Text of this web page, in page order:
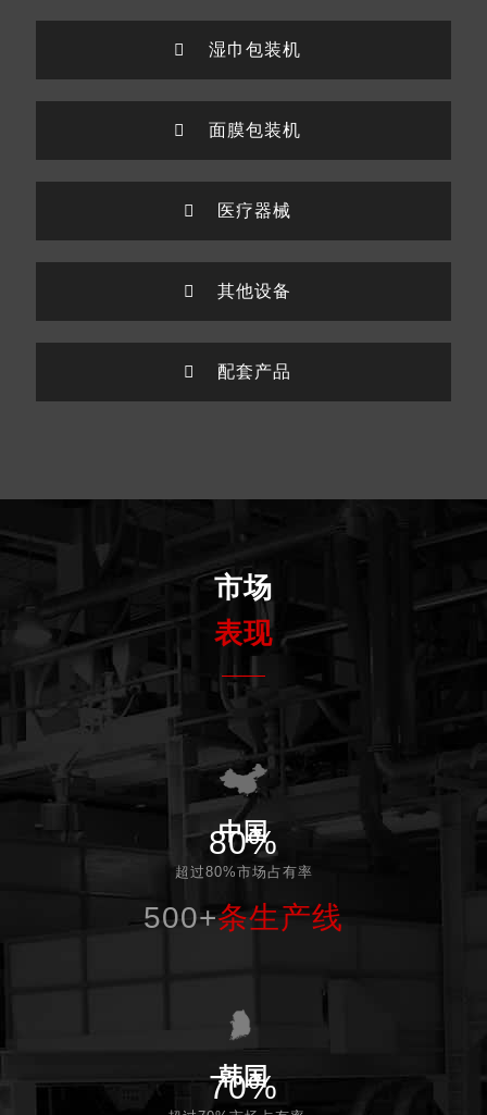
湿巾包装机
面膜包装机
医疗器械
其他设备
配套产品
市场
表现
80%
中国
超过80%市场占有率
500+条生产线
70%
韩国